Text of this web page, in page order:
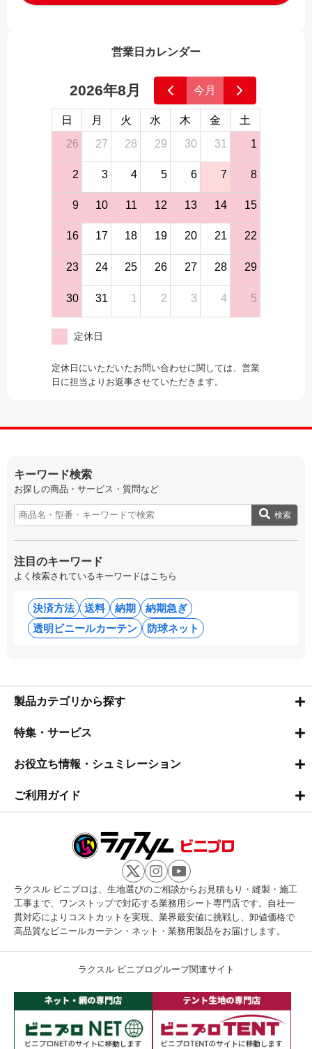
営業日カレンダー
2026年8月 今月
日 月 火 水 木 金
土
26
27 28 29 30 31 1
2 3 4 5 6 7 8
9 10 11 12 13 14 15
16 17 18 19 20 21 22
23 24 25 26 27 28 29
30 31 1 2 3 4 5
定休日
定休日にいただいたお問い合わせに関しては、営業
日に担当よりお返事させていただきます。
キーワード検索
お探しの商品・サービス・質問など
検索
注目のキーワード
よく検索されているキーワードはこちら
決済方法 送料 納期
納期急ぎ
透明ビニールカーテン
防球ネット
製品カテゴリから探す
特集・サービス
お役立ち情報・シュミレーション
ご利用ガイド
ラクスル ビニプロは、生地選びのご相談からお見積もり・縫製・施工
工事まで、ワンストップで対応する業務用シート専門店です。自社一
貫対応によりコストカットを実現、業界最安値に挑戦し、卸値価格で
高品質なビニールカーテン・ネット・業務用製品をお届けします。
ラクスル ビニプログループ関連サイト